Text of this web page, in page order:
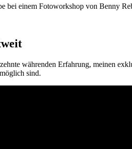
währenden Erfahrung, meinen
sind.